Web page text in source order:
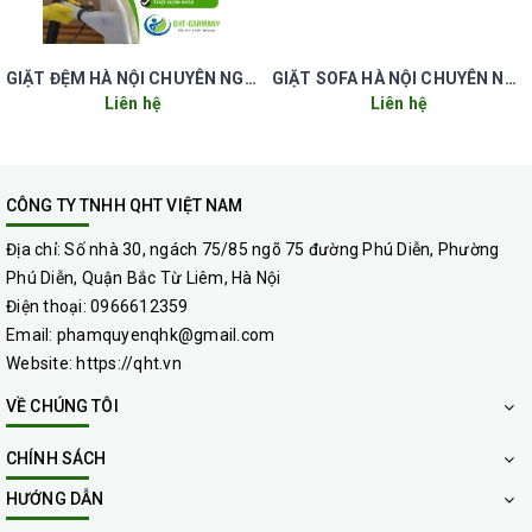
toán dịch vụ giặt Thảm bằng tiền mặt.
GIẶT ĐỆM HÀ NỘI CHUYÊN NGHIỆP UY TÍN GIÁ RẺ
Liên hệ
GIẶT SOFA HÀ NỘI CHUYÊN NGHIỆP UY TÍN GIÁ RẺ
Liên hệ
CÔNG TY TNHH QHT VIỆT NAM
Địa chỉ: Số nhà 30, ngách 75/85 ngõ 75 đường Phú Diễn, Phường
Phú Diễn, Quận Bắc Từ Liêm, Hà Nội
Điện thoại: 0966612359
Email: phamquyenqhk@gmail.com
Website: https://qht.vn
VỀ CHÚNG TÔI
CHÍNH SÁCH
HƯỚNG DẪN